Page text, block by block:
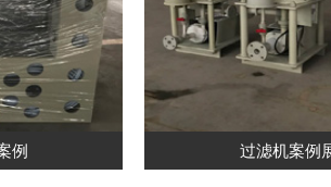
过滤机案例展示